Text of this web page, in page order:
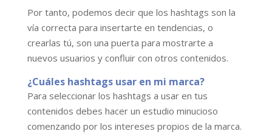
Por tanto, podemos decir que los hashtags son la
vía correcta para insertarte en tendencias, o
crearlas tú, son una puerta para mostrarte a
nuevos usuarios y confluir con otros contenidos.
¿Cuáles hashtags usar en mi marca?
Para seleccionar los hashtags a usar en tus
contenidos debes hacer un estudio minucioso
comenzando por los intereses propios de la marca.